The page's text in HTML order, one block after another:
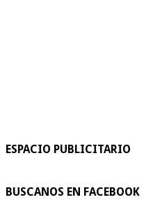
ESPACIO PUBLICITARIO
BUSCANOS EN FACEBOOK